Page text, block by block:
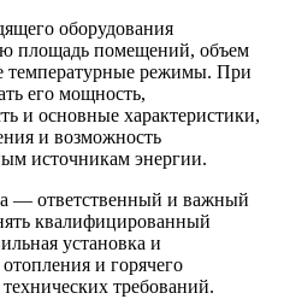
оборудования
площадь помещений, объем
температурные режимы. При
его мощность,
и основные характеристики,
и возможность
источникам энергии.
— ответственный и важный
квалифицированный
установка и
и горячего
требований.